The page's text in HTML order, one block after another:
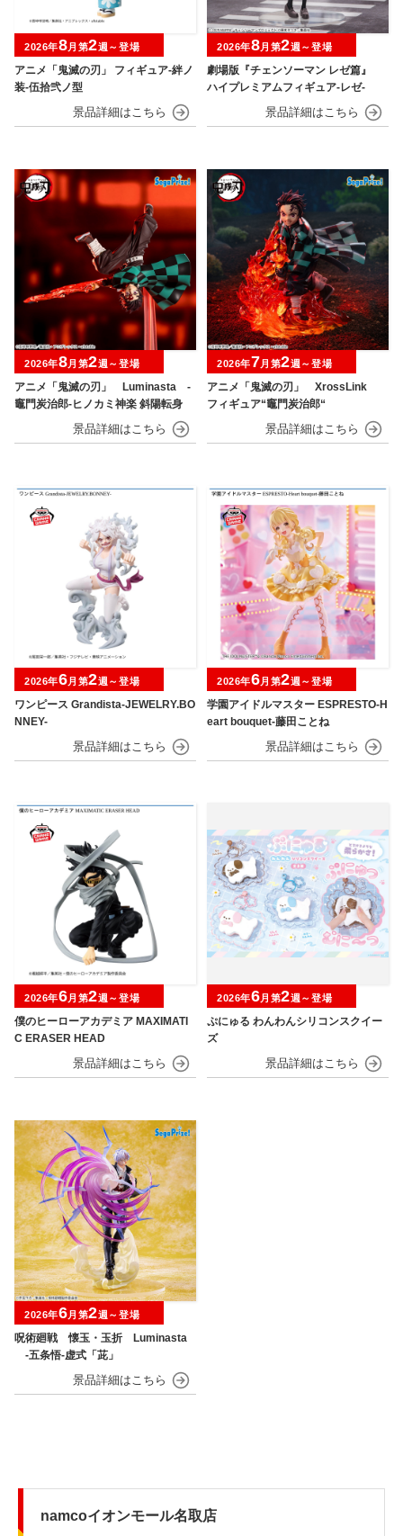
アニメ「鬼滅の刃」 フィギュア-絆ノ
装-伍拾弐ノ型
2026年8月第2週～登場
劇場版『チェンソーマン レゼ篇』
ハイプレミアムフィギュア‐レゼ‐
2026年8月第2週～登場
アニメ「鬼滅の刃」 Luminasta ‐
竈門炭治郎‐ヒノカミ神楽 斜陽転身
2026年8月第2週～登場
アニメ「鬼滅の刃」 XrossLink
フィギュア“竈門炭治郎“
2026年7月第2週～登場
ワンピース Grandista-JEWELRY.BO
NNEY-
2026年6月第2週～登場
学園アイドルマスター ESPRESTO-H
eart bouquet-藤田ことね
2026年6月第2週～登場
僕のヒーローアカデミア MAXIMATI
C ERASER HEAD
2026年6月第2週～登場
ぷにゅる わんわんシリコンスクイー
ズ
2026年6月第2週～登場
呪術廻戦 懐玉・玉折 Luminasta
‐五条悟‐虚式「茈」
2026年6月第2週～登場
namcoイオンモール名取店